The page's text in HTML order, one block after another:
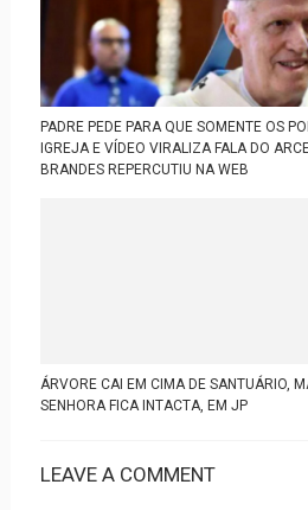
PADRE PEDE PARA QUE SOMENTE OS
IGREJA E VÍDEO VIRALIZA FALA DO
BRANDES REPERCUTIU NA WEB
ÁRVORE CAI EM CIMA DE SANTUÁRIO,
SENHORA FICA INTACTA, EM JP
LEAVE A COMMENT